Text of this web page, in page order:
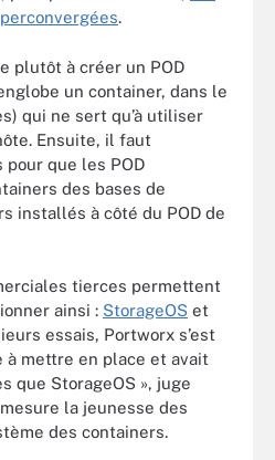
.
plutôt à créer un POD
un container, dans le
qui ne sert qu’à utiliser
Ensuite, il faut
que les POD
des bases de
installés à côté du POD de
tierces permettent
ainsi : StorageOS et
essais, Portworx s’est
mettre en place et avait
que StorageOS », juge
la jeunesse des
des containers.